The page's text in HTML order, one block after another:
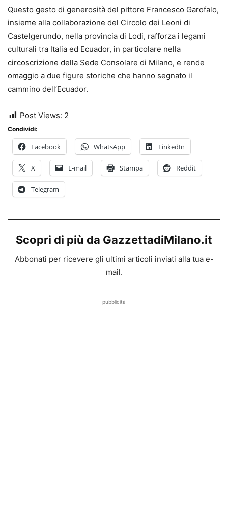
Questo gesto di generosità del pittore Francesco Garofalo,
insieme alla collaborazione del Circolo dei Leoni di
Castelgerundo, nella provincia di Lodi, rafforza i legami
culturali tra Italia ed Ecuador, in particolare nella
circoscrizione della Sede Consolare di Milano, e rende
omaggio a due figure storiche che hanno segnato il
cammino dell’Ecuador.
Post Views: 2
Condividi:
Facebook WhatsApp LinkedIn
X E-mail Stampa Reddit
Telegram
Scopri di più da GazzettadiMilano.it
Abbonati per ricevere gli ultimi articoli inviati alla tua e-
mail.
pubblicità